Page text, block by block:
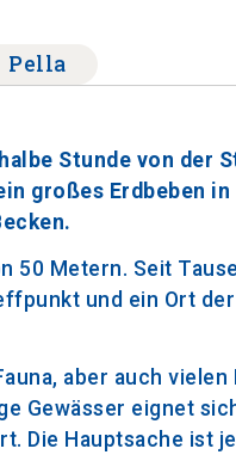
Pella
Stunde von der
großes Erdbeben
50 Metern. Seit
und ein Ort der
aber auch vielen
Gewässer eignet
Die Hauptsache ist